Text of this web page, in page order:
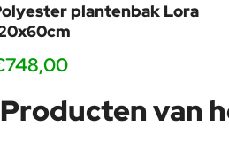
plantenbak Lora
Producten van